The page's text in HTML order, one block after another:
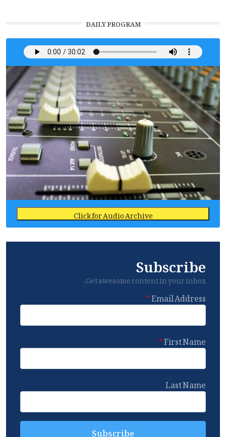
DAILY PROGRAM
Click for Audio Archive
Subscribe
Get awesome content in your inbox.
Email Address
First Name
Last Name